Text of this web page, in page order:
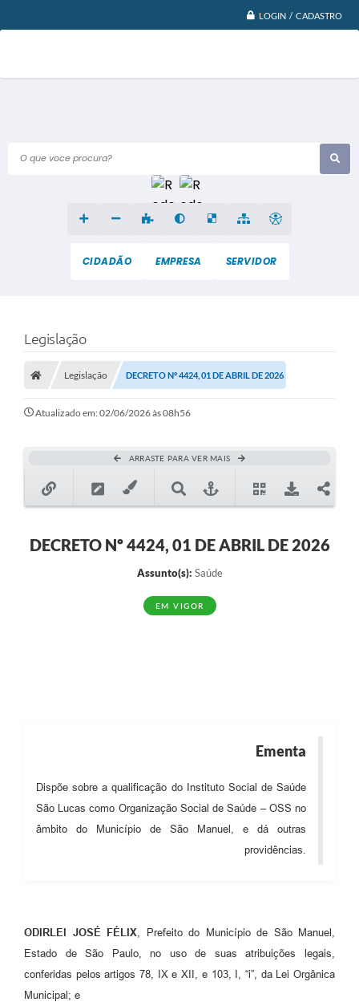
LOGIN / CADASTRO
O que voce procura?
CIDADÃO EMPRESA SERVIDOR
Legislação
Legislação DECRETO Nº 4424, 01 DE ABRIL DE 2026
Atualizado em: 02/06/2026 às 08h56
ARRASTE PARA VER MAIS
DECRETO Nº 4424, 01 DE ABRIL DE 2026
Assunto(s): Saúde
EM VIGOR
Ementa
Dispõe sobre a qualificação do Instituto Social de Saúde
São Lucas como Organização Social de Saúde – OSS no
âmbito do Município de São Manuel, e dá outras
providências.
ODIRLEI JOSÉ FÉLIX , Prefeito do Município de São Manuel,
Estado de São Paulo, no uso de suas atribuições legais,
conferidas pelos artigos 78, IX e XII, e 103, I, “i”, da Lei Orgânica
Municipal; e